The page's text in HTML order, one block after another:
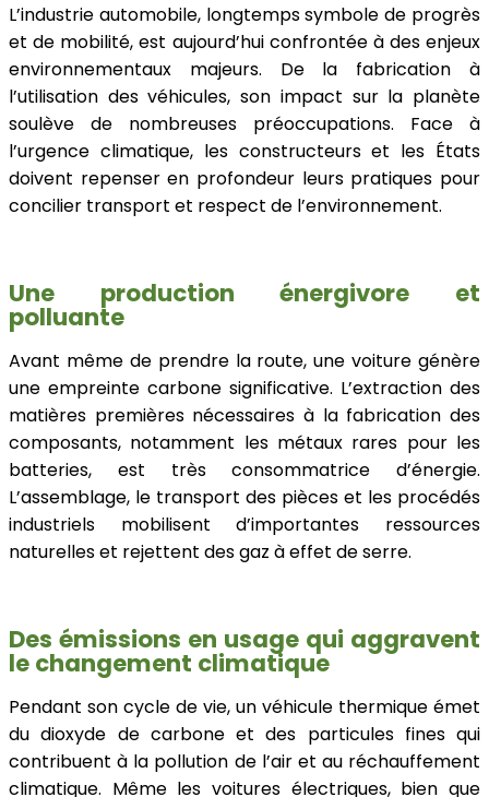
L’industrie automobile, longtemps symbole de progrès
et de mobilité, est aujourd’hui confrontée à des enjeux
environnementaux majeurs. De la fabrication à
l’utilisation des véhicules, son impact sur la planète
soulève de nombreuses préoccupations. Face à
l’urgence climatique, les constructeurs et les États
doivent repenser en profondeur leurs pratiques pour
concilier transport et respect de l’environnement.
Une production énergivore et
polluante
Avant même de prendre la route, une voiture génère
une empreinte carbone significative. L’extraction des
matières premières nécessaires à la fabrication des
composants, notamment les métaux rares pour les
batteries, est très consommatrice d’énergie.
L’assemblage, le transport des pièces et les procédés
industriels mobilisent d’importantes ressources
naturelles et rejettent des gaz à effet de serre.
Des émissions en usage qui aggravent
le changement climatique
Pendant son cycle de vie, un véhicule thermique émet
du dioxyde de carbone et des particules fines qui
contribuent à la pollution de l’air et au réchauffement
climatique. Même les voitures électriques, bien que